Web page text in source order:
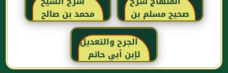
العسقلاني
صحيح مسلم بن
الحجاج
محمد بن صالح
العثيمين لكتاب
رياض الصالحين
للإمام النووي
رحمهم الله تعالى
الجرح والتعديل
لإبن أبي حاتم